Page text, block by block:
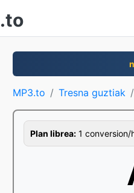
.to
MP3.to Tresna guztiak
Plan librea: 1 conversion/